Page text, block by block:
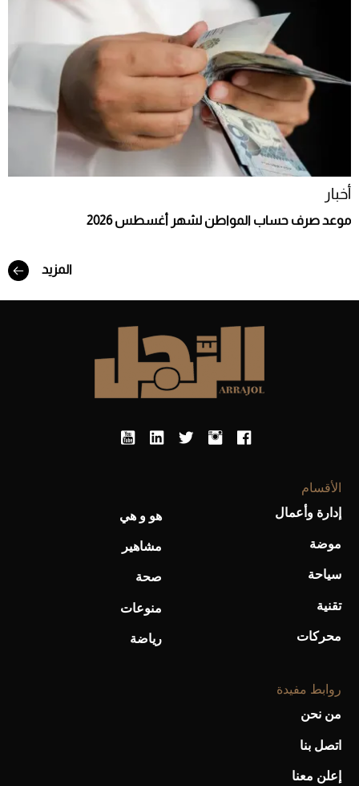
أخبار
موعد صرف حساب المواطن لشهر أغسطس 2026
المزيد
الأقسام
إدارة وأعمال
موضة
سياحة
تقنية
محركات
هو و هي
مشاهير
صحة
منوعات
رياضة
روابط مفيدة
من نحن
اتصل بنا
إعلن معنا